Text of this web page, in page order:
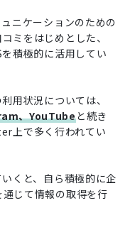
ニケーションのための
ミをはじめとした、
を積極的に活用してい
用状況については、
、YouTubeと続き
上で多く行われてい
くと、自ら積極的に企
じて情報の取得を行